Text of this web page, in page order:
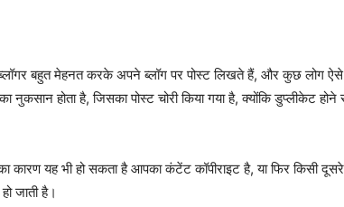
ब्लॉगर बहुत मेहनत करके अपने ब्लॉग पर पोस्ट लिखते हैं, और कुछ लोग
होता है, जिसका पोस्ट चोरी किया गया है, क्योंकि डुप्लीकेट होने
कारण यह भी हो सकता है आपका कंटेंट कॉपीराइट है, या फिर किसी
जाती है।